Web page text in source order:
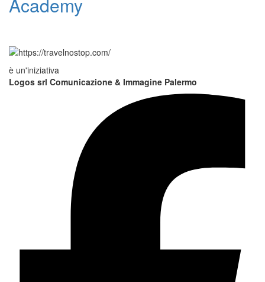
Academy
è un'iniziativa
Logos srl Comunicazione & Immagine Palermo